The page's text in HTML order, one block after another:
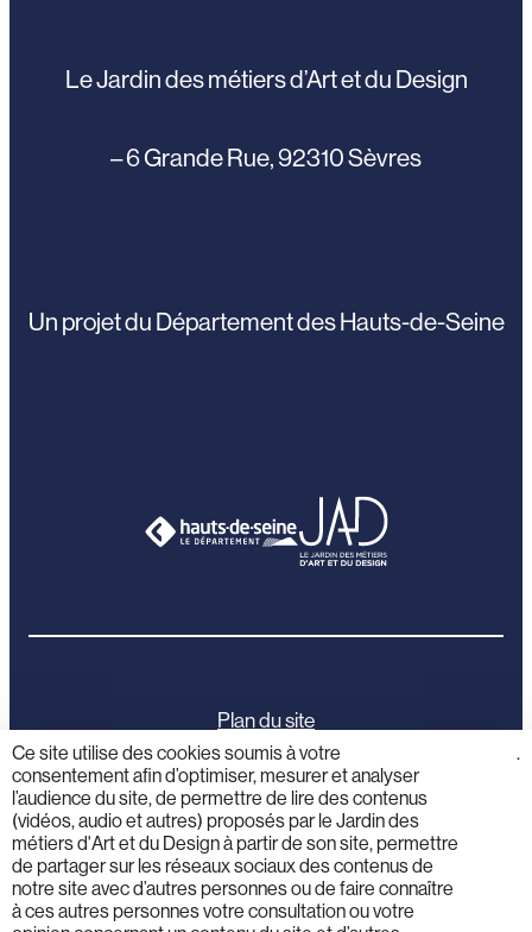
Le Jardin des métiers d’Art et du Design
– 6 Grande Rue, 92310 Sèvres
Un projet du Département des Hauts-de-Seine
Plan du site
Mentions légales
Politique de confidentialité
Activités éducatives
Ce site utilise des cookies soumis à votre
consentement afin d’optimiser, mesurer et analyser
l’audience du site, de permettre de lire des contenus
(vidéos, audio et autres) proposés par le Jardin des
métiers d'Art et du Design à partir de son site, permettre
de partager sur les réseaux sociaux des contenus de
notre site avec d’autres personnes ou de faire connaître
à ces autres personnes votre consultation ou votre
.